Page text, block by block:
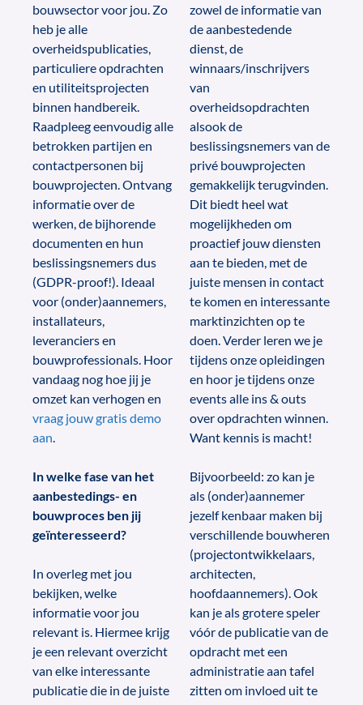
bouwsector voor jou. Zo
heb je alle
overheidspublicaties,
particuliere opdrachten
en utiliteitsprojecten
binnen handbereik.
Raadpleeg eenvoudig alle
betrokken partijen en
contactpersonen bij
bouwprojecten. Ontvang
informatie over de
werken, de bijhorende
documenten en hun
beslissingsnemers dus
(GDPR-proof!). Ideaal
voor (onder)aannemers,
installateurs,
leveranciers en
bouwprofessionals. Hoor
vandaag nog hoe jij je
omzet kan verhogen en
vraag jouw gratis demo
aan
In welke fase van het
aanbestedings- en
bouwproces ben jij
geïnteresseerd?
In overleg met jou
bekijken, welke
informatie voor jou
relevant is. Hiermee krijg
je een relevant overzicht
van elke interessante
publicatie die in de juiste
zowel de informatie van
de aanbestedende
dienst, de
winnaars/inschrijvers
van
overheidsopdrachten
alsook de
beslissingsnemers van de
privé bouwprojecten
gemakkelijk terugvinden.
Dit biedt heel wat
mogelijkheden om
proactief jouw diensten
aan te bieden, met de
juiste mensen in contact
te komen en interessante
marktinzichten op te
doen. Verder leren we je
tijdens onze opleidingen
en hoor je tijdens onze
events alle ins & outs
over opdrachten winnen.
Want kennis is macht!
Bijvoorbeeld: zo kan je
als (onder)aannemer
jezelf kenbaar maken bij
verschillende bouwheren
(projectontwikkelaars,
architecten,
hoofdaannemers). Ook
kan je als grotere speler
vóór de publicatie van de
opdracht met een
administratie aan tafel
zitten om invloed uit te